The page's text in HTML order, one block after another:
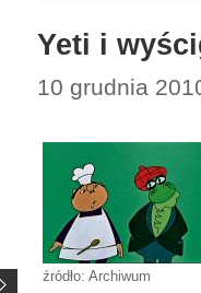
Yeti i
10 grudnia
źródło: Archiwum